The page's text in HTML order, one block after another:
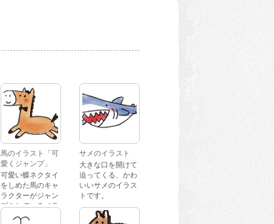
馬のイラスト「可
愛くジャンプ」
可愛い蝶ネクタイ
をしめた馬のキャ
ラクターがジャン
プをしているイラ
ストです。
サメのイラスト
大きな口を開けて
迫ってくる、かわ
いいサメのイラス
トです。